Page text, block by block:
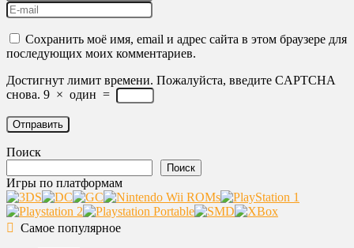
Сохранить моё имя, email и адрес сайта в этом браузере для
последующих моих комментариев.
Достигнут лимит времени. Пожалуйста, введите CAPTCHA
снова. 9 × один =
Поиск
Поиск
Игры по платформам
Самое популярное